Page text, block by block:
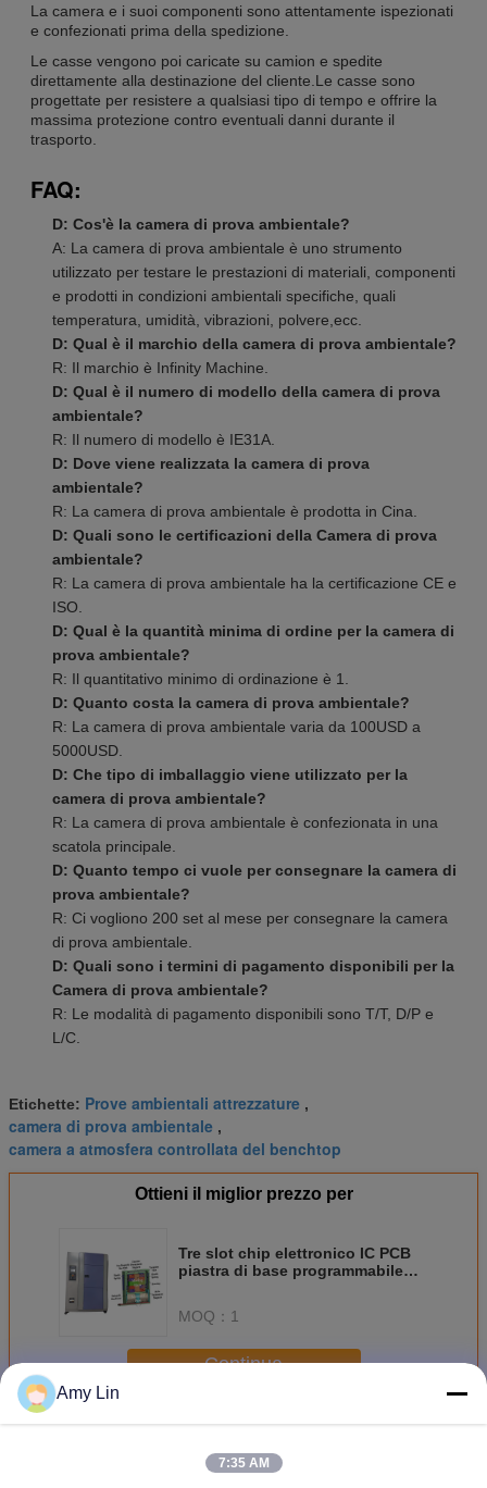
La camera e i suoi componenti sono attentamente ispezionati
e confezionati prima della spedizione.
Le casse vengono poi caricate su camion e spedite
direttamente alla destinazione del cliente.Le casse sono
progettate per resistere a qualsiasi tipo di tempo e offrire la
massima protezione contro eventuali danni durante il
trasporto.
FAQ:
D: Cos'è la camera di prova ambientale?
A: La camera di prova ambientale è uno strumento
utilizzato per testare le prestazioni di materiali, componenti
e prodotti in condizioni ambientali specifiche, quali
temperatura, umidità, vibrazioni, polvere,ecc.
D: Qual è il marchio della camera di prova ambientale?
R: Il marchio è Infinity Machine.
D: Qual è il numero di modello della camera di prova
ambientale?
R: Il numero di modello è IE31A.
D: Dove viene realizzata la camera di prova
ambientale?
R: La camera di prova ambientale è prodotta in Cina.
D: Quali sono le certificazioni della Camera di prova
ambientale?
R: La camera di prova ambientale ha la certificazione CE e
ISO.
D: Qual è la quantità minima di ordine per la camera di
prova ambientale?
R: Il quantitativo minimo di ordinazione è 1.
D: Quanto costa la camera di prova ambientale?
R: La camera di prova ambientale varia da 100USD a
5000USD.
D: Che tipo di imballaggio viene utilizzato per la
camera di prova ambientale?
R: La camera di prova ambientale è confezionata in una
scatola principale.
D: Quanto tempo ci vuole per consegnare la camera di
prova ambientale?
R: Ci vogliono 200 set al mese per consegnare la camera
di prova ambientale.
D: Quali sono i termini di pagamento disponibili per la
Camera di prova ambientale?
R: Le modalità di pagamento disponibili sono T/T, D/P e
L/C.
Etichette: Prove ambientali attrezzature ,
camera di prova ambientale ,
camera a atmosfera controllata del benchtop
Ottieni il miglior prezzo per
Tre slot chip elettronico IC PCB
piastra di base programmabile
MOQ： 1
Continua
PiùCamera di prova ambientale
Amy Lin
7:35 AM